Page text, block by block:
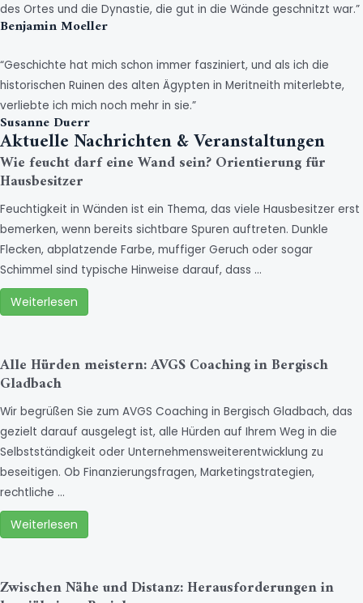
des Ortes und die Dynastie, die gut in die Wände geschnitzt war.”
Benjamin Moeller
“Geschichte hat mich schon immer fasziniert, und als ich die
historischen Ruinen des alten Ägypten in Meritneith miterlebte,
verliebte ich mich noch mehr in sie.”
Susanne Duerr
Aktuelle Nachrichten & Veranstaltungen
Wie feucht darf eine Wand sein? Orientierung für
Hausbesitzer
Feuchtigkeit in Wänden ist ein Thema, das viele Hausbesitzer erst
bemerken, wenn bereits sichtbare Spuren auftreten. Dunkle
Flecken, abplatzende Farbe, muffiger Geruch oder sogar
Schimmel sind typische Hinweise darauf, dass …
Weiterlesen
Alle Hürden meistern: AVGS Coaching in Bergisch
Gladbach
Wir begrüßen Sie zum AVGS Coaching in Bergisch Gladbach, das
gezielt darauf ausgelegt ist, alle Hürden auf Ihrem Weg in die
Selbstständigkeit oder Unternehmensweiterentwicklung zu
beseitigen. Ob Finanzierungsfragen, Marketingstrategien,
rechtliche …
Weiterlesen
Zwischen Nähe und Distanz: Herausforderungen in